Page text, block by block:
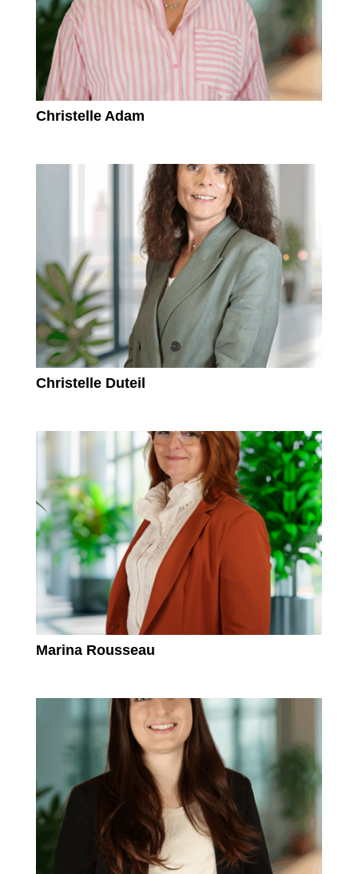
Christelle Adam
Christelle Duteil
Marina Rousseau